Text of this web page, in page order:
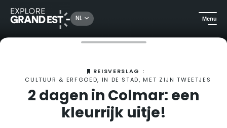
NL Menu
Kijk je ogen uit in de Grand Est Bezoek Colmar in 2 dagen
REISVERSLAG :
CULTUUR & ERFGOED, IN DE STAD, MET ZIJN TWEETJES
2 dagen in Colmar: een
kleurrijk uitje!